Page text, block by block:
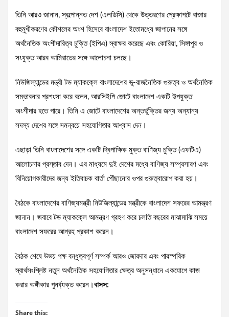
তিনি আরও জানান, স্বল্পোন্নত দেশ (এলডিসি) থেকে উত্তরণের প্রেক্ষাপটে বাজার
বহুমুখীকরণের কৌশলের অংশ হিসেবে বাংলাদেশ ইতোমধ্যে জাপানের সঙ্গে
অর্থনৈতিক অংশীদারিত্ব চুক্তি (ইপিএ) স্বাক্ষর করেছে এবং কোরিয়া, সিঙ্গাপুর ও
সংযুক্ত আরব আমিরাতের সঙ্গে আলোচনা চলছে।
নিউজিল্যান্ডের মন্ত্রী টড ম্যাকক্লে বাংলাদেশের ভূ-রাজনৈতিক গুরুত্ব ও অর্থনৈতিক
সম্ভাবনার প্রশংসা করে বলেন, আরসিইপি জোটে বাংলাদেশ একটি উপযুক্ত
অংশীদার হতে পারে। তিনি এ জোটে বাংলাদেশের অন্তর্ভুক্তির জন্য অন্যান্য
সদস্য দেশের সঙ্গে সমন্বয়ে সহযোগিতার আশ্বাস দেন।
এছাড়া তিনি বাংলাদেশের সঙ্গে একটি দ্বিপাক্ষিক মুক্ত বাণিজ্য চুক্তি (এফটিএ)
আলোচনার প্রস্তাব দেন। এর মাধ্যমে দুই দেশের মধ্যে বাণিজ্য সম্প্রসারণ এবং
বিনিয়োগকারীদের জন্য ইতিবাচক বার্তা পৌঁছানোর ওপর গুরুত্বারোপ করা হয়।
বৈঠকে বাংলাদেশের বাণিজ্যমন্ত্রী নিউজিল্যান্ডের মন্ত্রীকে বাংলাদেশ সফরের আমন্ত্রণ
জানান। জবাবে টড ম্যাকক্লে আমন্ত্রণ গ্রহণ করে চলতি বছরের মাঝামাঝি সময়ে
বাংলাদেশ সফরের আগ্রহ প্রকাশ করেন।
বৈঠক শেষে উভয় পক্ষ বন্ধুত্বপূর্ণ সম্পর্ক আরও জোরদার এবং পারস্পরিক
স্বার্থসংশ্লিষ্ট নতুন অর্থনৈতিক সহযোগিতার ক্ষেত্র অনুসন্ধানে একযোগে কাজ
করার অঙ্গীকার পুনর্ব্যক্ত করেন। বাসস:
Share this: